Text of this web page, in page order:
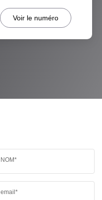
Voir le numéro
NOM*
email*